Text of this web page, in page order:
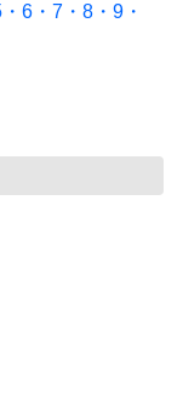
6・7・8・9・